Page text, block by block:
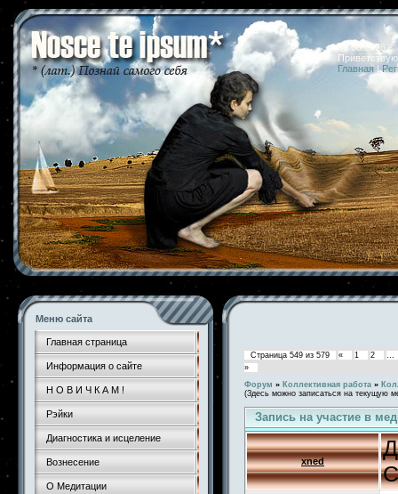
06.08.2026
Главная |
Меню сайта
Главная страница
Информация о сайте
Н О В И Ч К А М !
Рэйки
Диагностика и исцеление
Вознесение
О Медитации
Страница 549 из 579 « 1 2
…
»
Форум » Коллективная работа »
(Здесь можно записаться на текущую
Запись на участие в
xned